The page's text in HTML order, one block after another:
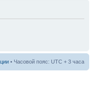
• Часовой пояс: UTC + 3 часа